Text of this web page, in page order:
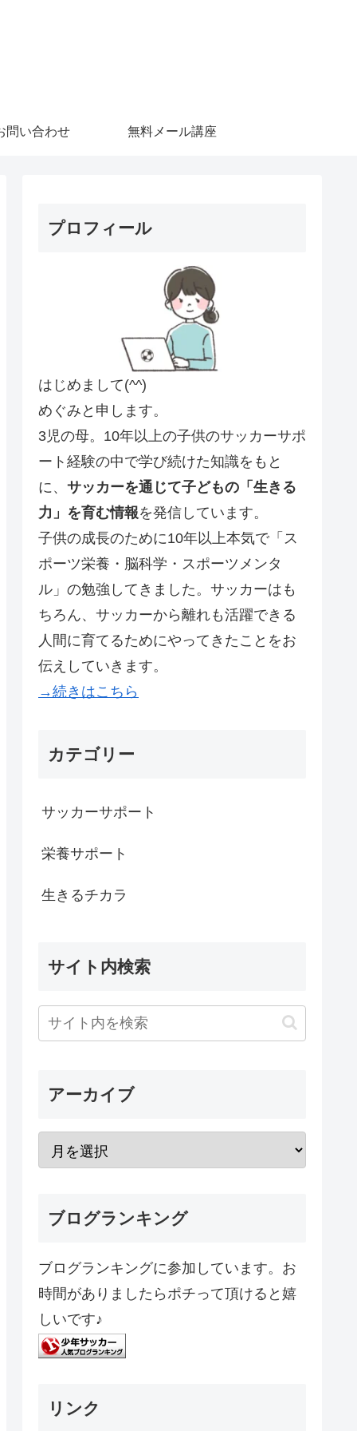
問い合わせ 無料メール講座
プロフィール
はじめまして(^^)
めぐみと申します。
3児の母。10年以上の子供のサッカーサポ
ート経験の中で学び続けた知識をもと
に、 サッカーを通じて子どもの「生きる
力」を育む情報を発信しています。
子供の成長のために10年以上本気で「ス
ポーツ栄養・脳科学・スポーツメンタ
ル」の勉強してきました。サッカーはも
ちろん、サッカーから離れも活躍できる
人間に育てるためにやってきたことをお
伝えしていきます。
→続きはこちら
カテゴリー
サッカーサポート
栄養サポート
生きるチカラ
サイト内検索
アーカイブ
ブログランキング
ブログランキングに参加しています。お
時間がありましたらポチって頂けると嬉
しいです♪
リンク